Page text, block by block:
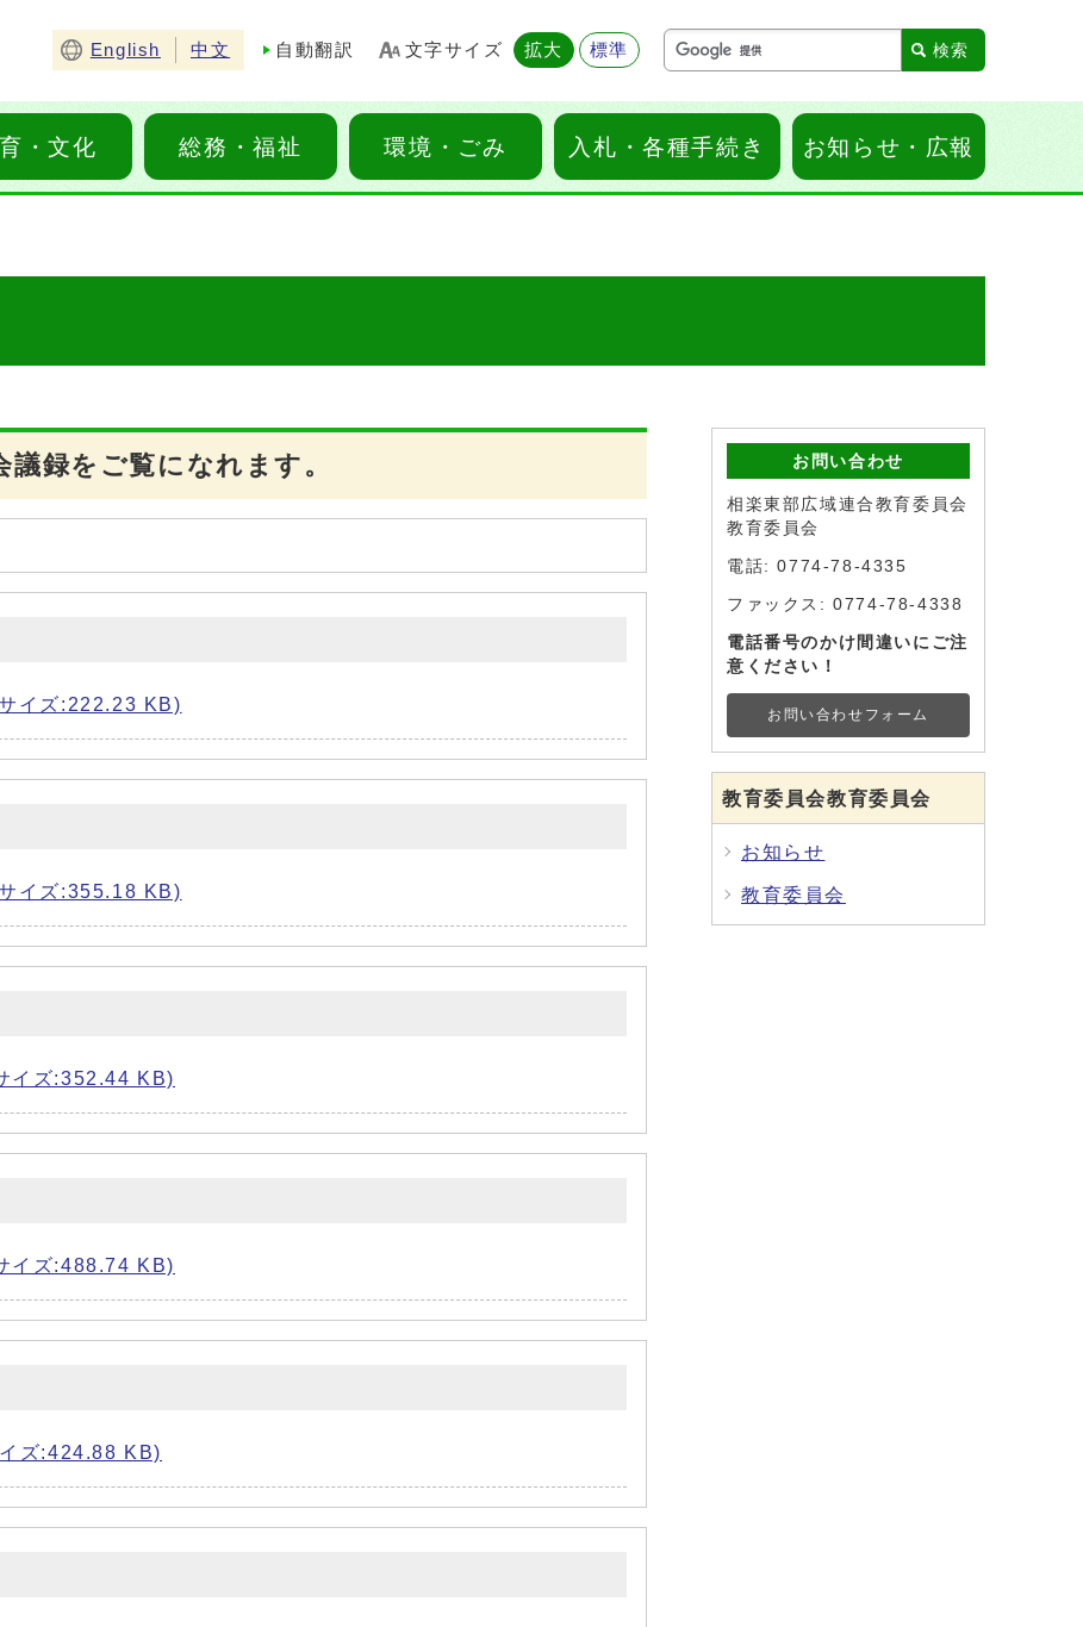
English 中文 自動翻訳 文字サイズ 拡大 標準
・文化 総務・福祉 環境・ごみ 入札・各種手続き お知らせ・広報
録をご覧になれます。
イズ:222.23 KB)
イズ:355.18 KB)
イズ:352.44 KB)
イズ:488.74 KB)
ズ:424.88 KB)
お問い合わせ
相楽東部広域連合教育委員会
教育委員会
電話: 0774-78-4335
ファックス: 0774-78-4338
電話番号のかけ間違いにご注
意ください！
お問い合わせフォーム
教育委員会教育委員会
お知らせ
教育委員会